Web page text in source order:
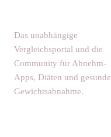
Das unabhängige
Vergleichsportal und die
Community für Abnehm-
Apps, Diäten und gesunde
Gewichtsabnahme.